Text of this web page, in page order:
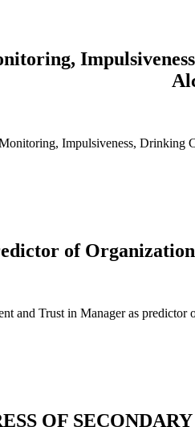
Impulsiveness, Drinking
of
and Trust in Manager as
OF